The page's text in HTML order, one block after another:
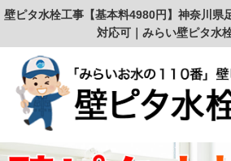
壁ピタ水栓工事【基本料4980円】神奈川県
対応可｜みらい壁ピタ水